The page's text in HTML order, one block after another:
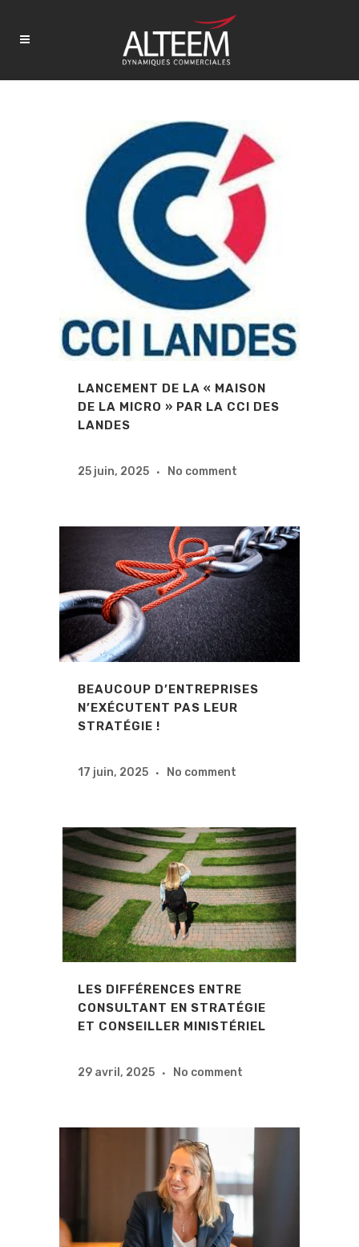
LANCEMENT DE LA « MAISON
DE LA MICRO » PAR LA CCI DES
LANDES
25 juin, 2025 No comment
BEAUCOUP D’ENTREPRISES
N’EXÉCUTENT PAS LEUR
STRATÉGIE !
17 juin, 2025 No comment
LES DIFFÉRENCES ENTRE
CONSULTANT EN STRATÉGIE
ET CONSEILLER MINISTÉRIEL
29 avril, 2025 No comment